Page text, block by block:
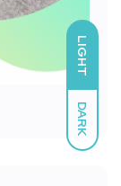
LIGHT
DARK